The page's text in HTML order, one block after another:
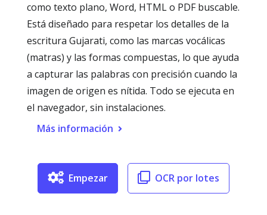
como texto plano, Word, HTML o PDF buscable.
Está diseñado para respetar los detalles de la
escritura Gujarati, como las marcas vocálicas
(matras) y las formas compuestas, lo que ayuda
a capturar las palabras con precisión cuando la
imagen de origen es nítida. Todo se ejecuta en
el navegador, sin instalaciones.
Más información
Empezar OCR por lotes